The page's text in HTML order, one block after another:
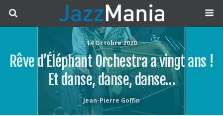
14 Octobre 2020
Rêve d’Éléphant Orchestra a vingt ans !
Et danse, danse, danse…
Jean-Pierre Goffin